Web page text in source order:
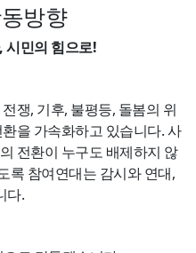
방향
시민의 힘으로!
쟁, 기후, 불평등, 돌봄의 위
을 가속화하고 있습니다. 사
전환이 누구도 배제하지 않
록 참여연대는 감시와 연대,
다.